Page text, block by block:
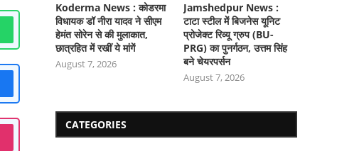
Koderma News : कोडरमा
विधायक डॉ नीरा यादव ने सीएम
हेमंत सोरेन से की मुलाकात,
छात्रहित में रखीं ये मांगें
August 7, 2026
Jamshedpur News :
टाटा स्टील में बिजनेस यूनिट
प्रोजेक्ट रिव्यू ग्रुप (BU-
PRG) का पुनर्गठन, उत्तम सिंह
बने चेयरपर्सन
August 7, 2026
CATEGORIES